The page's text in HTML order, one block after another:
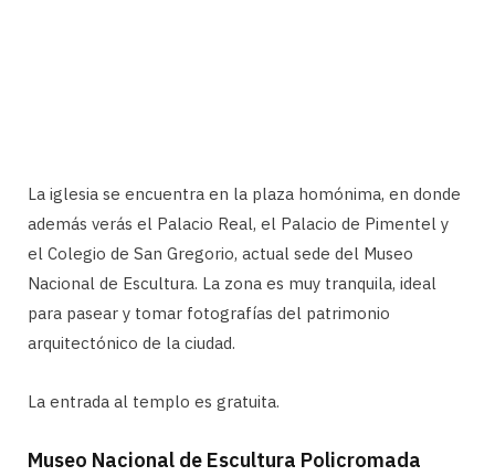
La iglesia se encuentra en la plaza homónima, en donde
además verás el Palacio Real, el Palacio de Pimentel y
el Colegio de San Gregorio, actual sede del Museo
Nacional de Escultura. La zona es muy tranquila, ideal
para pasear y tomar fotografías del patrimonio
arquitectónico de la ciudad.
La entrada al templo es gratuita.
Museo Nacional de Escultura Policromada